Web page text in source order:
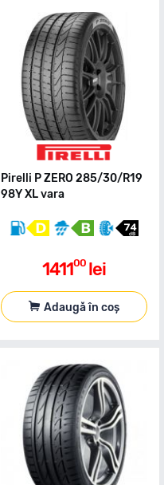
Pirelli P ZERO 285/30/R19
98Y XL vara
141100 lei
Adaugă în coș